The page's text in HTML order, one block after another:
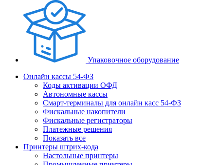
Упаковочное оборудование
Онлайн кассы 54-ФЗ
Коды активации ОФД
Автономные кассы
Смарт-терминалы для онлайн касс 54-ФЗ
Фискальные накопители
Фискальные регистраторы
Платежные решения
Показать все
Принтеры штрих-кода
Настольные принтеры